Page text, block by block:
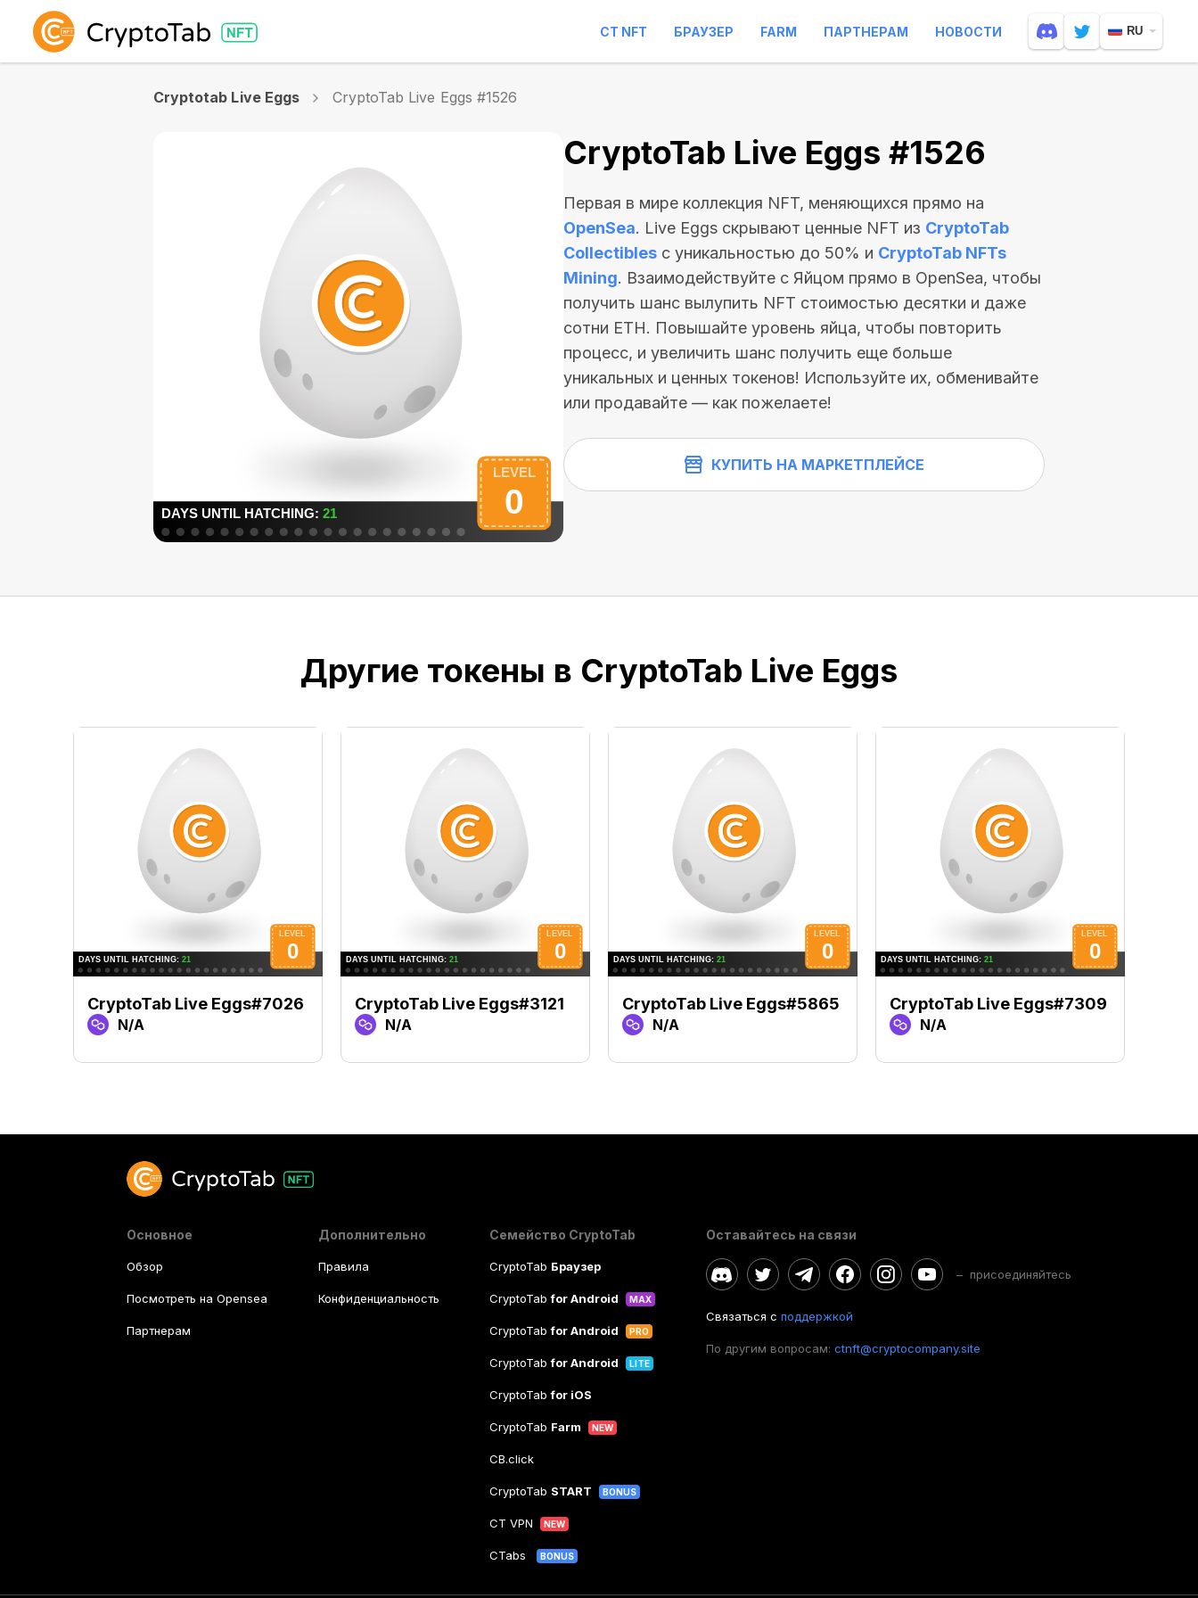
CT NFT БРАУЗЕР FARM ПАРТНЕРАМ НОВОСТИ RU
Cryptotab Live Eggs CryptoTab Live Eggs #1526
CryptoTab Live Eggs #1526
Первая в мире коллекция NFT, меняющихся прямо на
OpenSea. Live Eggs скрывают ценные NFT из CryptoTab
Collectibles с уникальностью до 50% и CryptoTab NFTs
Mining. Взаимодействуйте с Яйцом прямо в OpenSea, чтобы
получить шанс вылупить NFT стоимостью десятки и даже
сотни ETH. Повышайте уровень яйца, чтобы повторить
процесс, и увеличить шанс получить еще больше
уникальных и ценных токенов! Используйте их, обменивайте
или продавайте — как пожелаете!
КУПИТЬ НА МАРКЕТПЛЕЙСЕ
Другие токены в CryptoTab Live Eggs
CryptoTab Live Eggs#7026
N/A
CryptoTab Live Eggs#3121
N/A
CryptoTab Live Eggs#5865
N/A
CryptoTab Live Eggs#7309
N/A
Основное
Обзор
Посмотреть на Opensea
Партнерам
Дополнительно
Правила
Конфиденциальность
Семейство CryptoTab
CryptoTab Браузер
CryptoTabfor Android MAX
CryptoTabfor Android PRO
CryptoTabfor Android LITE
CryptoTabfor iOS
CryptoTab Farm NEW
CB.click
CryptoTab START BONUS
CT VPN NEW
CTabs BONUS
Оставайтесь на связи
– присоединяйтесь
Связаться с поддержкой
По другим вопросам: ctnft@cryptocompany.site